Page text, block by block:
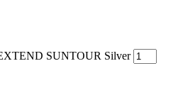
SUNTOUR Silver